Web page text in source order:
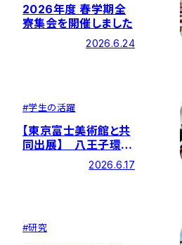
2026年度 春学期全
寮集会を開催しました
2026.6.24
#学生の活躍
【東京富士美術館と共
同出展】 八王子環境
フェスティバルで平和
と共生の大切さを伝え
2026.6.17
#研究